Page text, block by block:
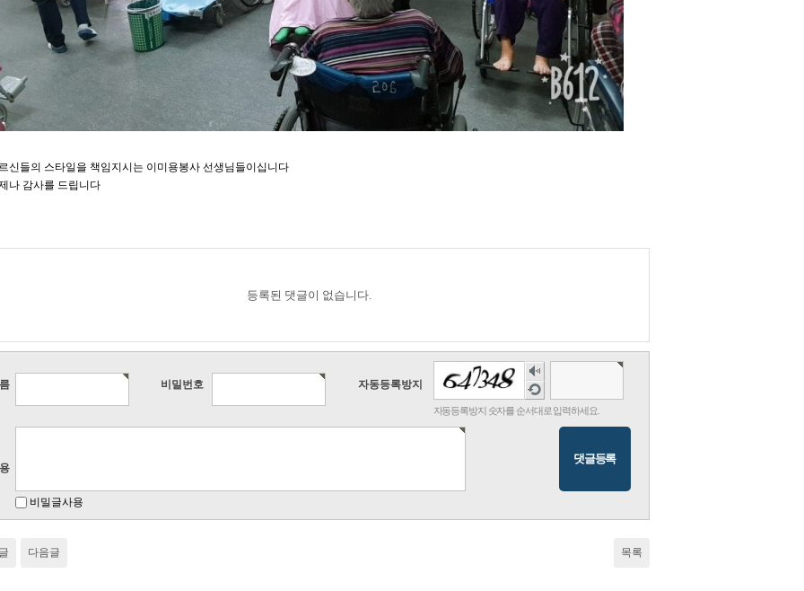
신들의 스타일을 책임지시는 이미용봉사 선생님들이십니다
나 감사를 드립니다
등록된 댓글이 없습니다.
비밀번호 자동등록방지
숫
자
음
성
새
로
고
자동등록방지 숫자를 순서대로 입력하세요.
비밀글사용
다음글 목록